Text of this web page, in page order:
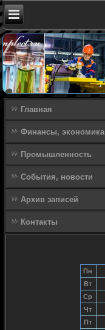
Главная
Финансы, экономика
Промышленность
События, новости
Архив записей
Контакты
Пн
Вт
Ср
Чт
Пт